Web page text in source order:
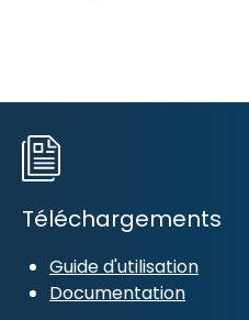
Téléchargements
Guide d'utilisation
Documentation